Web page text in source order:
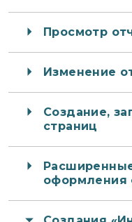
Просмотр
Изменение
Создание,
страниц
оформления